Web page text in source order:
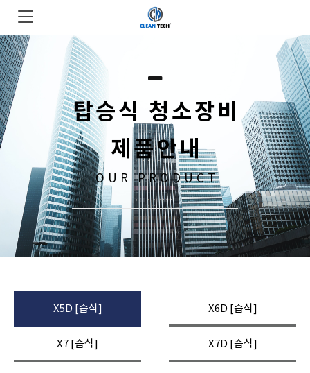
탑승식 청소장비
제품안내
OUR PRODUCT
X5D [습식] X6D [습식]
X7 [습식] X7D [습식]